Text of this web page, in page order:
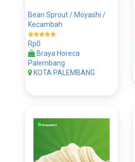
Bean Sprout / Moyashi /
Kecambah
Rp0
Braya Horeca
Palembang
KOTA PALEMBANG